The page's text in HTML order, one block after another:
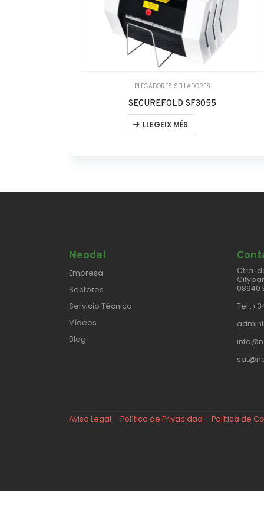
PLEGADORES SELLADORES
SECUREFOLD SF3055
LLEGEIX MÉS
Neodal
Empresa
Sectores
Servicio Técnico
Vídeos
Blog
Ctra.
08940
Aviso Legal Política de Privacidad Política de